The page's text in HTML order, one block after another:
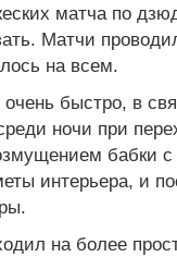
матча по
Матчи
на всем.
быстро, в
ночи при
бабки с
интерьера, и
на более